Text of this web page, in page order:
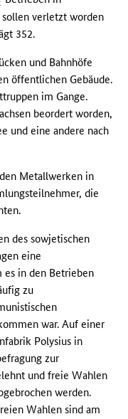
sollen verletzt worden
352.
und Bahnhöfe
öffentlichen Gebäude.
im Gange.
beordert worden,
und eine andere nach
Metallwerken in
die
des sowjetischen
eine
es in den Betrieben
zu
war. Auf einer
Polysius in
zur
und freie Wahlen
werden.
Wahlen sind am